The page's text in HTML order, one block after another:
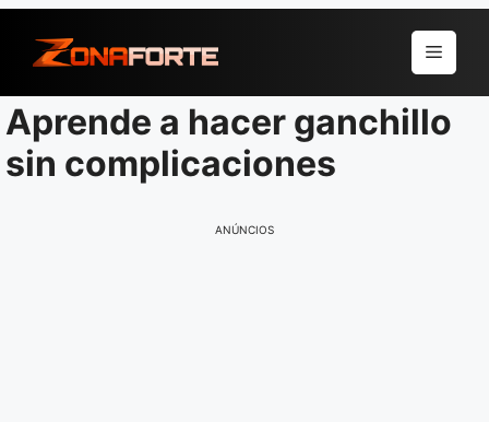
para
conteúdo
Menu
Aprende a hacer ganchillo
sin complicaciones
ANÚNCIOS